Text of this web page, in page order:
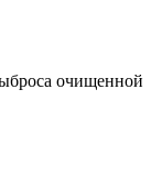
очищенной